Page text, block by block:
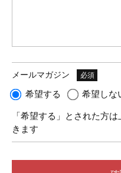
メールマガジン 必須
希望する 希望しな
「希望する」とされた方
きます